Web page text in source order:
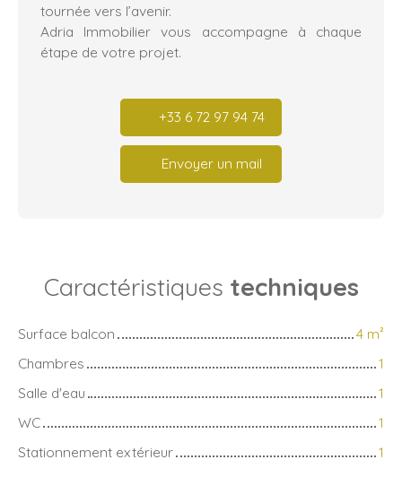
tournée vers l’avenir.
Adria Immobilier vous accompagne à chaque
étape de votre projet.
+33 6 72 97 94 74
Envoyer un mail
Caractéristiques techniques
Surface balcon 4 m²
Chambres
1
Salle d'eau
1
WC
1
Stationnement extérieur
1